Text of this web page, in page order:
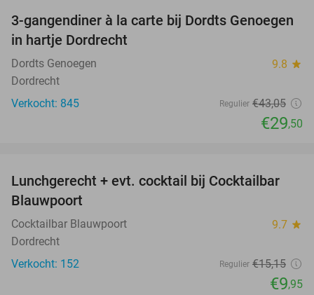
31%
3-gangendiner à la carte bij Dordts Genoegen
in hartje Dordrecht
Dordts Genoegen 9.8 star
Dordrecht
Verkocht: 845
Regulier €43,05
€29,50
34%
Lunchgerecht + evt. cocktail bij Cocktailbar
Blauwpoort
Cocktailbar Blauwpoort 9.7 star
Dordrecht
Verkocht: 152
Regulier €15,15
€9,95